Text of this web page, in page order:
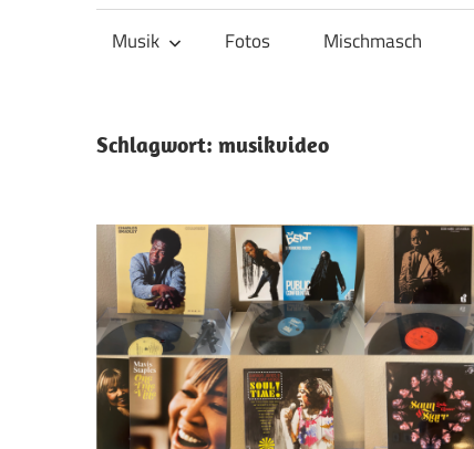
Musik Fotos Mischmasch
Schlagwort: musikvideo